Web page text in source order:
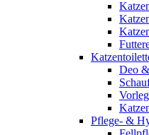
Deo
Pflege- &